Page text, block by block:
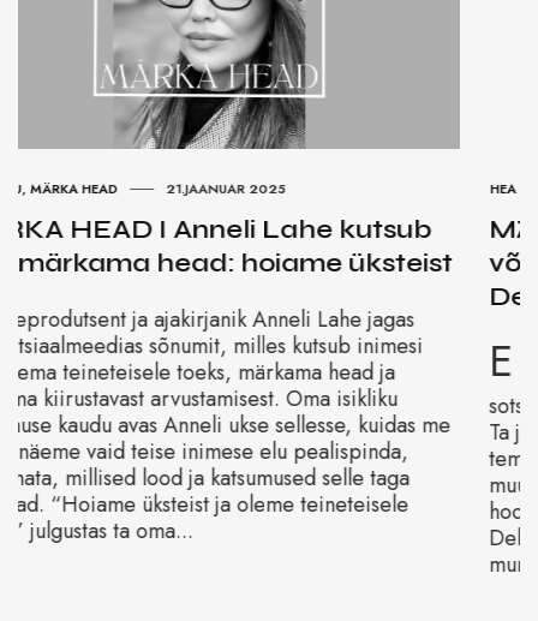
HEA EESTI ASI, MÄRKA HEAD,TUNNUSTUS
MÄRKA HEAD I Ka tormi ajal on
võimalik häid uudiseid kuulda: Kerli
E
elmise nädala torm tõid paljuski kaasa purustusi ja
ebamugavusi, kuid Kerli Dello jagas oma
sotsiaalmeedia postituses ühte positiivset kogemust.
Ta jagas lugu, kuidas keeruline olukord, kus puu oli
tema õuel juurtega üles rebitud ja kemmerg pikali, ei
muutunud lõputuks probleemide ahelaks, vaid leidis
hoopis kiiresti lahenduse. Esmaspäeva hommikul võttis
Dello ühendust oma kindlustusmaakleriga,